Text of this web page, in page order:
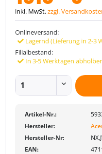
inkl. MwSt.zzgl.
Onlineversand:
Lagernd (Lieferung in 2-3
Filialbestand:
In 3-5 Werktagen
Artikel-Nr.:
Hersteller:
Hersteller-Nr:
EAN: